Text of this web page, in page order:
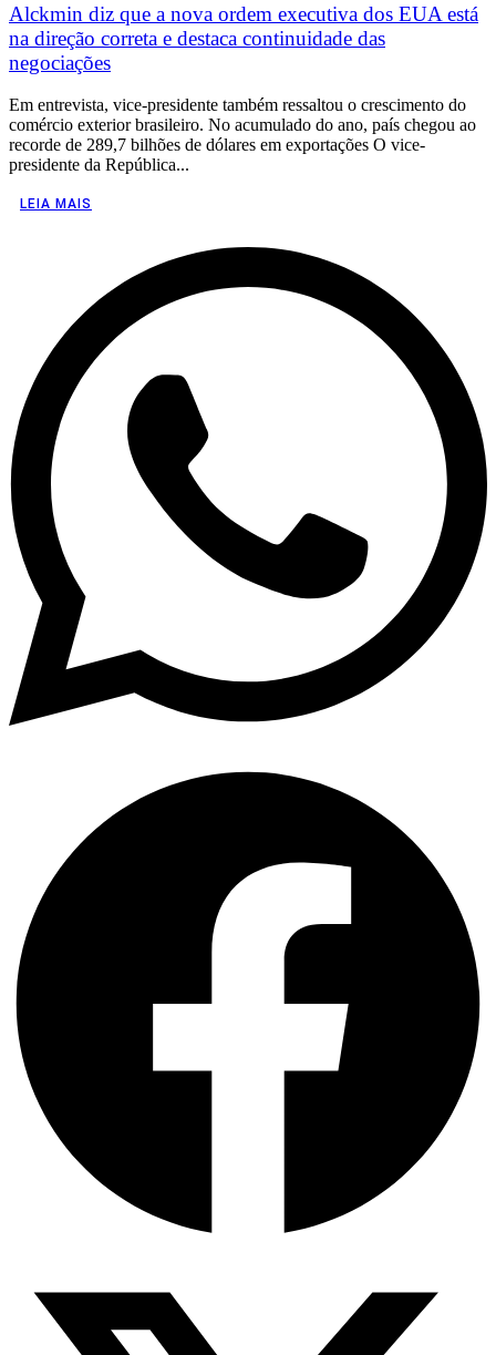
Alckmin diz que a nova ordem executiva dos EUA está
na direção correta e destaca continuidade das
negociações
Em entrevista, vice-presidente também ressaltou o crescimento do
comércio exterior brasileiro. No acumulado do ano, país chegou ao
recorde de 289,7 bilhões de dólares em exportações O vice-
presidente da República...
LEIA MAIS